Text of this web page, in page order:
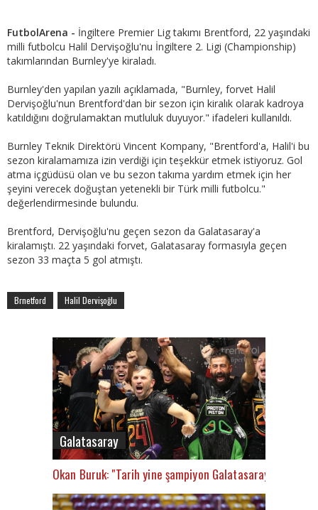
FutbolArena - İngiltere Premier Lig takımı Brentford, 22 yaşındaki
milli futbolcu Halil Dervişoğlu'nu İngiltere 2. Ligi (Championship)
takımlarından Burnley'ye kiraladı.
Burnley'den yapılan yazılı açıklamada, "Burnley, forvet Halil
Dervişoğlu'nun Brentford'dan bir sezon için kiralık olarak kadroya
katıldığını doğrulamaktan mutluluk duyuyor." ifadeleri kullanıldı.
Burnley Teknik Direktörü Vincent Kompany, "Brentford'a, Halil'i bu
sezon kiralamamıza izin verdiği için teşekkür etmek istiyoruz. Gol
atma içgüdüsü olan ve bu sezon takıma yardım etmek için her
şeyini verecek doğuştan yetenekli bir Türk milli futbolcu."
değerlendirmesinde bulundu.
Brentford, Dervişoğlu'nu geçen sezon da Galatasaray'a
kiralamıştı. 22 yaşındaki forvet, Galatasaray formasıyla geçen
sezon 33 maçta 5 gol atmıştı.
Brnetford Halil Dervişoğlu
Galatasaray
Okan Buruk: "Tarih yine şampiyon Galatasaray’ı